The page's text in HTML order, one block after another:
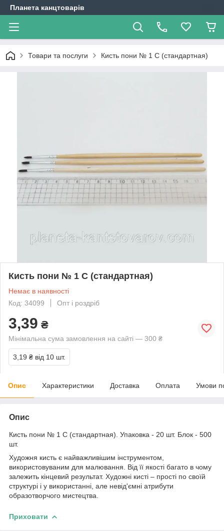
Планета канцтоварів
Товари та послуги Кисть пони № 1 С (стандартная)
Кисть пони № 1 С (стандартная)
Немає в наявності
Код: 34099
Опт і роздріб
3,39 ₴
Мінімальна сума замовлення на сайті — 300 ₴
3,19 ₴ від 10 шт.
Опис Характеристики Доставка Оплата Умови
Опис
Кисть пони № 1 С (стандартная). Упаковка - 20 шт. Блок - 500
шт.
Художня кисть є найважливішим інструментом,
використовуваним для малювання. Від її якості багато в чому
залежить кінцевий результат. Художні кисті – прості по своїй
структурі і у використанні, але невід'ємні атрибути
образотворчого мистецтва.
Приховати